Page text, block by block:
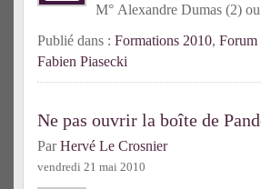
M° Alexandre Dumas (2)
Publié dans : Formations 2010, Forum
Fabien Piasecki
Ne pas ouvrir la boîte de
ParHervé Le Crosnier
vendredi 21 mai 2010